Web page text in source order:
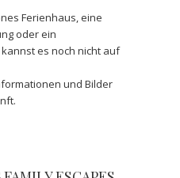
Ferienhaus, eine
oder ein
es noch nicht auf
und Bilder